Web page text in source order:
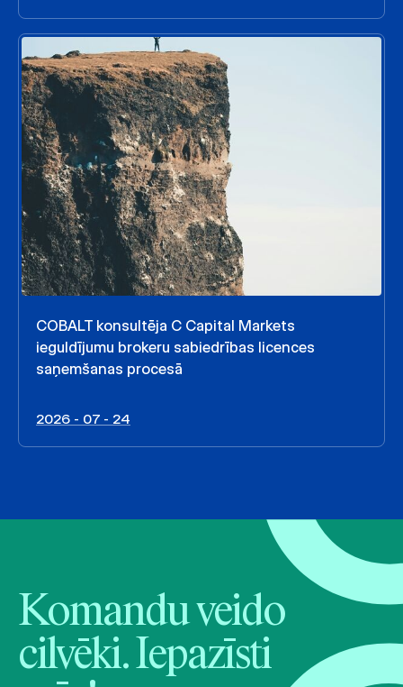
COBALT konsultēja C Capital Markets
ieguldījumu brokeru sabiedrības licences
saņemšanas procesā
2026 - 07 - 24
Komandu veido
cilvēki. Iepazīsti